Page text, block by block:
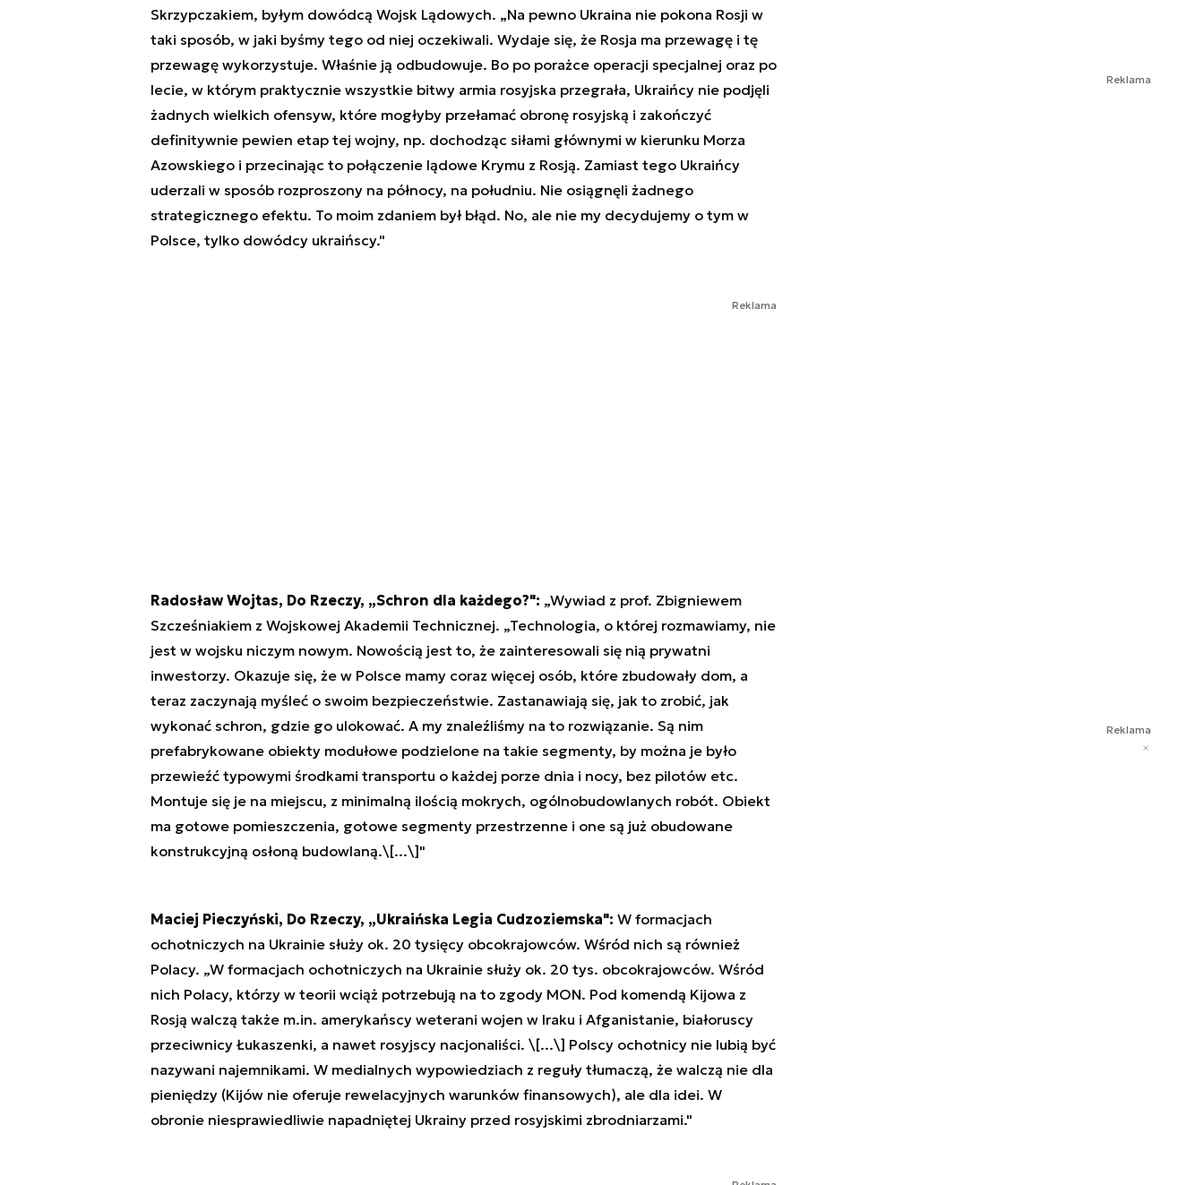
Skrzypczakiem, byłym dowódcą Wojsk Lądowych. „Na pewno Ukraina nie pokona Rosji w
taki sposób, w jaki byśmy tego od niej oczekiwali. Wydaje się, że Rosja ma przewagę i tę
przewagę wykorzystuje. Właśnie ją odbudowuje. Bo po porażce operacji specjalnej oraz po
lecie, w którym praktycznie wszystkie bitwy armia rosyjska przegrała, Ukraińcy nie podjęli
żadnych wielkich ofensyw, które mogłyby przełamać obronę rosyjską i zakończyć
definitywnie pewien etap tej wojny, np. dochodząc siłami głównymi w kierunku Morza
Azowskiego i przecinając to połączenie lądowe Krymu z Rosją. Zamiast tego Ukraińcy
uderzali w sposób rozproszony na północy, na południu. Nie osiągnęli żadnego
strategicznego efektu. To moim zdaniem był błąd. No, ale nie my decydujemy o tym w
Polsce, tylko dowódcy ukraińscy."
Reklama
Radosław Wojtas, Do Rzeczy, „Schron dla każdego?": „Wywiad z prof. Zbigniewem
Szcześniakiem z Wojskowej Akademii Technicznej. „Technologia, o której rozmawiamy, nie
jest w wojsku niczym nowym. Nowością jest to, że zainteresowali się nią prywatni
inwestorzy. Okazuje się, że w Polsce mamy coraz więcej osób, które zbudowały dom, a
teraz zaczynają myśleć o swoim bezpieczeństwie. Zastanawiają się, jak to zrobić, jak
wykonać schron, gdzie go ulokować. A my znaleźliśmy na to rozwiązanie. Są nim
prefabrykowane obiekty modułowe podzielone na takie segmenty, by można je było
przewieźć typowymi środkami transportu o każdej porze dnia i nocy, bez pilotów etc.
Montuje się je na miejscu, z minimalną ilością mokrych, ogólnobudowlanych robót. Obiekt
ma gotowe pomieszczenia, gotowe segmenty przestrzenne i one są już obudowane
konstrukcyjną osłoną budowlaną.\[...\]"
Maciej Pieczyński, Do Rzeczy, „Ukraińska Legia Cudzoziemska": W formacjach
ochotniczych na Ukrainie służy ok. 20 tysięcy obcokrajowców. Wśród nich są również
Polacy. „W formacjach ochotniczych na Ukrainie służy ok. 20 tys. obcokrajowców. Wśród
nich Polacy, którzy w teorii wciąż potrzebują na to zgody MON. Pod komendą Kijowa z
Rosją walczą także m.in. amerykańscy weterani wojen w Iraku i Afganistanie, białoruscy
przeciwnicy Łukaszenki, a nawet rosyjscy nacjonaliści. \[...\] Polscy ochotnicy nie lubią być
nazywani najemnikami. W medialnych wypowiedziach z reguły tłumaczą, że walczą nie dla
pieniędzy (Kijów nie oferuje rewelacyjnych warunków finansowych), ale dla idei. W
obronie niesprawiedliwie napadniętej Ukrainy przed rosyjskimi zbrodniarzami."
Reklama
Reklama